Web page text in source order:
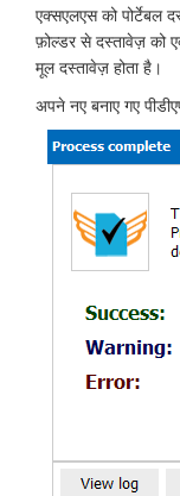
एक्सएलएस को पोर्टेबल
फ़ोल्डर से दस्तावेज़ को
मूल दस्तावेज़ होता है।
अपने नए बनाए गए